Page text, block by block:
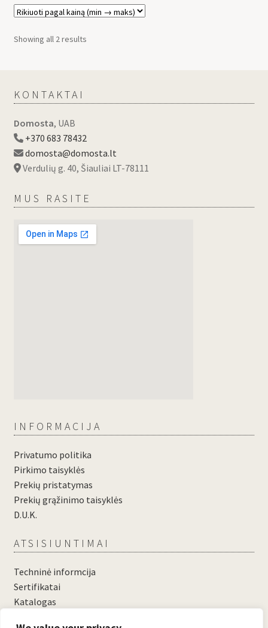
Showing all 2 results
KONTAKTAI
Domosta, UAB
+370 683 78432
domosta@domosta.lt
Verdulių g. 40, Šiauliai LT-78111
MUS RASITE
INFORMACIJA
Privatumo politika
Pirkimo taisyklės
Prekių pristatymas
Prekių grąžinimo taisyklės
D.U.K.
ATSISIUNTIMAI
Techninė informcija
Sertifikatai
Katalogas